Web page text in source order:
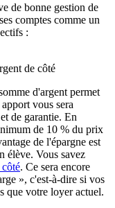
de bonne gestion de
comptes comme un
:
de côté
d'argent permet
vous sera
de garantie. En
de 10 % du prix
de l'épargne est
élève. Vous savez
. Ce sera encore
», c'est-à-dire si vos
que votre loyer actuel.